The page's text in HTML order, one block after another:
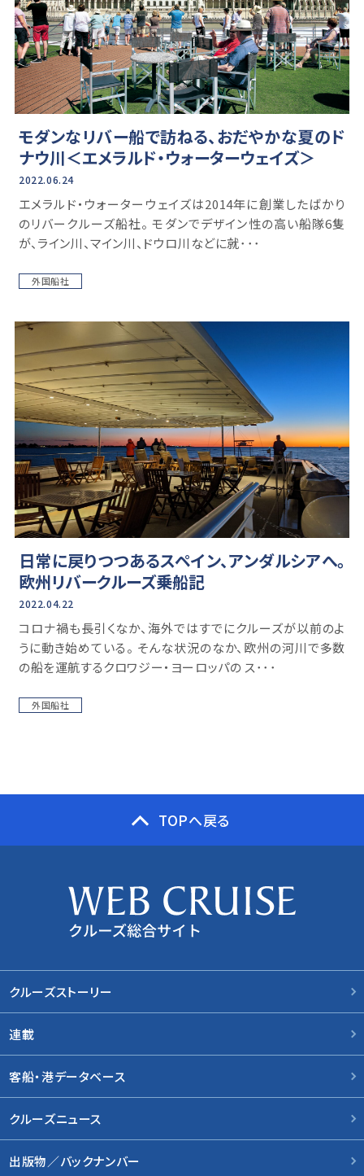
モダンなリバー船で訪ねる、おだやかな夏のド
ナウ川＜エメラルド・ウォーターウェイズ＞
2022.06.24
エメラルド・ウォーターウェイズは2014年に創業したばかり
のリバークルーズ船社。 モダンでデザイン性の高い船隊6隻
が、ライン川、マイン川、ドウロ川などに就･･･
外国船社
日常に戻りつつあるスペイン、アンダルシアへ。
欧州リバークルーズ乗船記
2022.04.22
コロナ禍も長引くなか、海外ではすでにクルーズが以前のよ
うに動き始めている。 そんな状況のなか、欧州の河川で多数
の船を運航するクロワジー・ヨーロッパの ス･･･
外国船社
TOPへ戻る
クルーズストーリー
連載
客船・港データベース
クルーズニュース
出版物／バックナンバー